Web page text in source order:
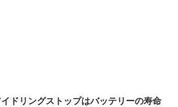
ドリングストップはバッテリーの寿命